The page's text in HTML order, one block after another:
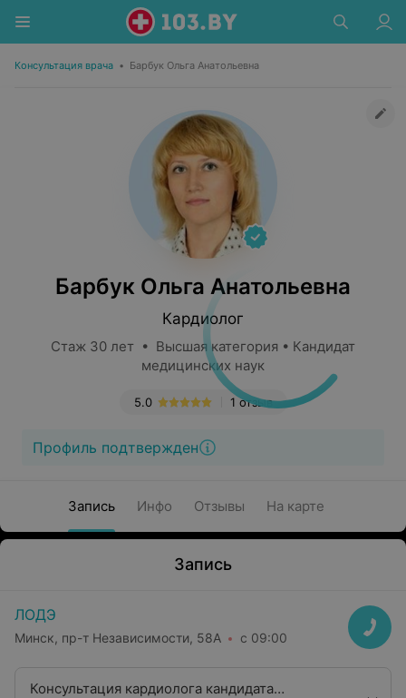
Консультация врача • Барбук Ольга Анатольевна
Барбук Ольга Анатольевна
Кардиолог
Стаж 30 лет • Высшая категория • Кандидат
медицинских наук
1 отзыв
5.0
Профиль подтвержден
Запись Инфо Отзывы На карте
Запись
ЛОДЭ
Минск, пр-т Независимости, 58А с 09:00
Консультация кардиолога кандидата